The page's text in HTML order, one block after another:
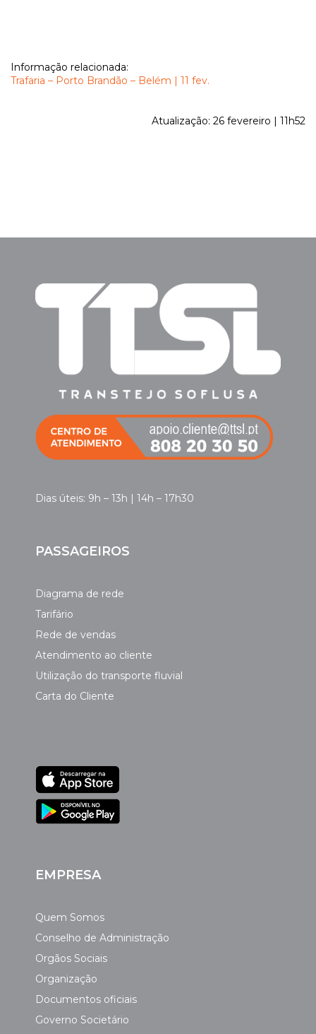
Informação relacionada:
Trafaria – Porto Brandão – Belém | 11 fev.
Atualização: 26 fevereiro | 11h52
Dias úteis: 9h – 13h | 14h – 17h30
PASSAGEIROS
Diagrama de rede
Tarifário
Rede de vendas
Atendimento ao cliente
Utilização do transporte fluvial
Carta do Cliente
EMPRESA
Quem Somos
Conselho de Administração
Orgãos Sociais
Organização
Documentos oficiais
Governo Societário